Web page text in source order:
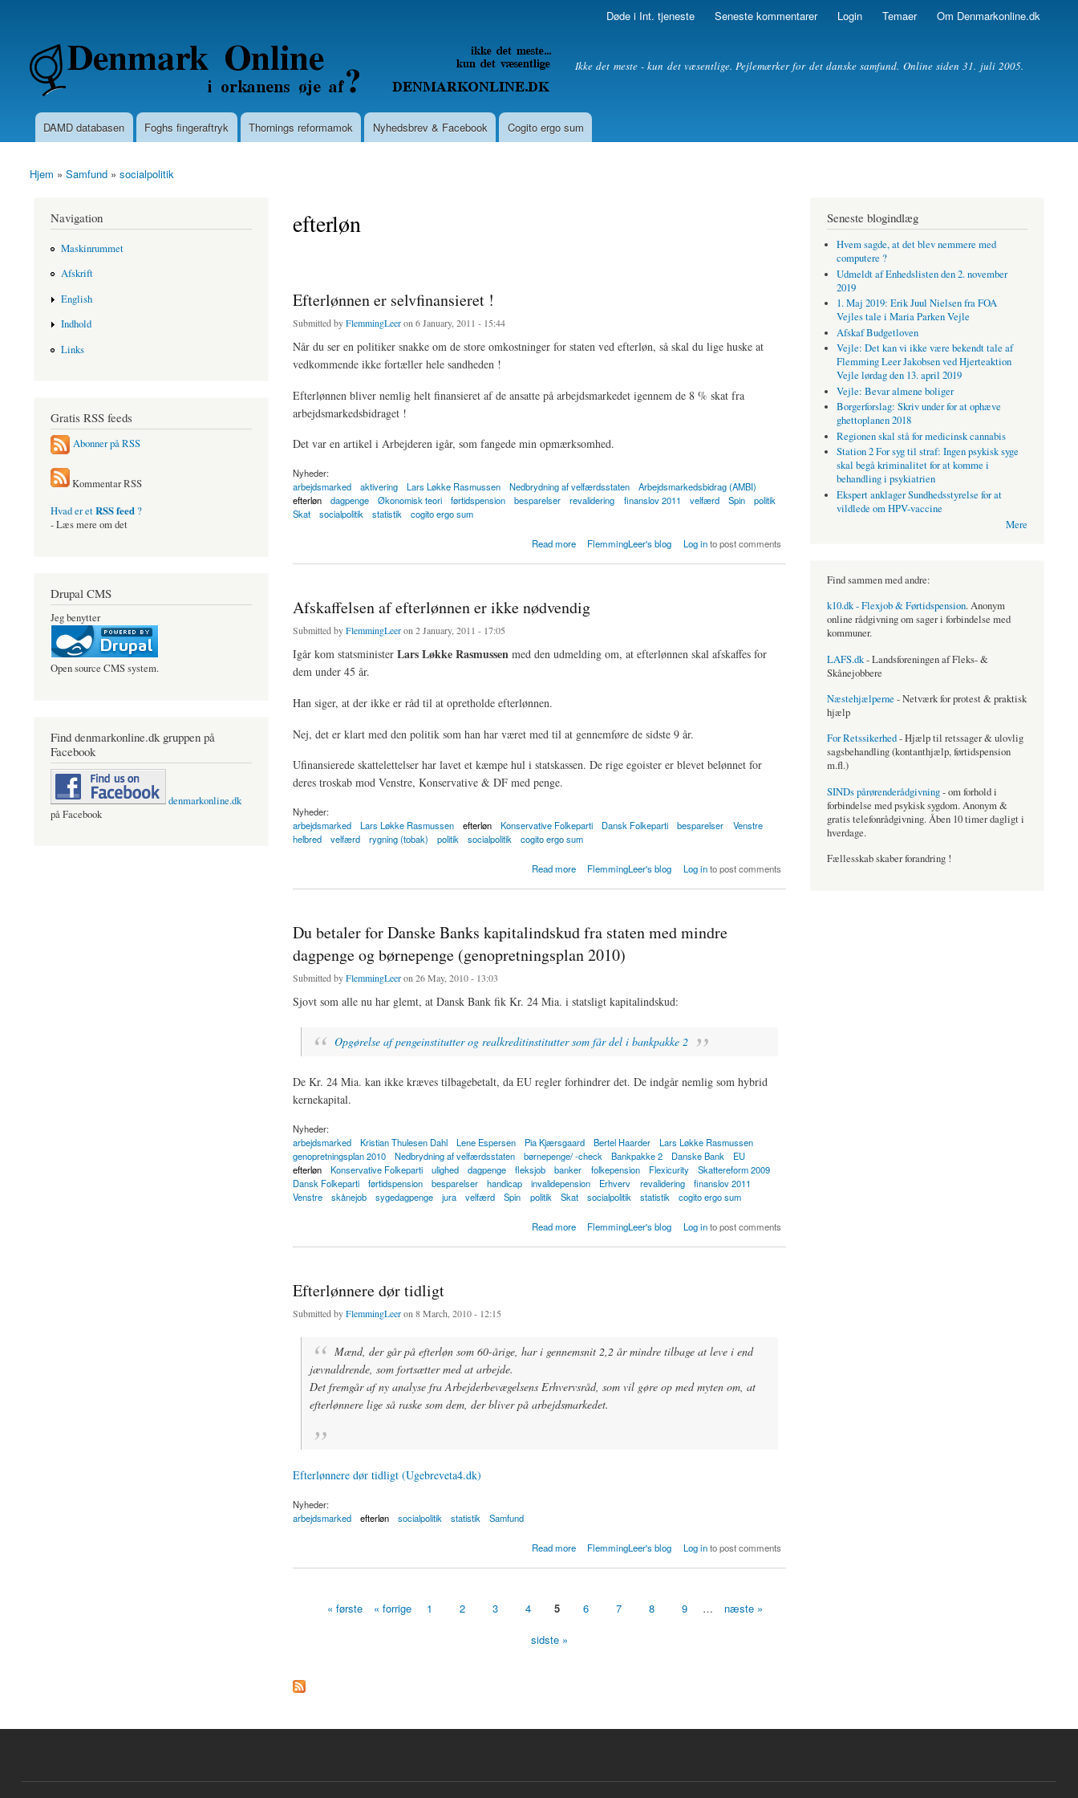
content
Døde i Int. tjeneste Seneste kommentarer Login Temaer Om Denmarkonline.dk
Denmarkonline.dk - blognyheder om politik Ikke det meste - kun det væsentlige. Pejlemærker for det danske samfund. Online siden 31. juli 2005.
Main menu
DAMD databasen Foghs fingeraftryk Thornings reformamok Nyhedsbrev & Facebook Cogito ergo sum
You are here
Hjem » Samfund » socialpolitik
efterløn
Efterlønnen er selvfinansieret !
Submitted byFlemmingLeeron 6 January, 2011 - 15:44
Når du ser en politiker snakke om de store omkostninger for staten ved efterløn, så skal du lige huske at
vedkommende ikke fortæller hele sandheden !
Efterlønnen bliver nemlig helt finansieret af de ansatte på arbejdsmarkedet igennem de 8 % skat fra
arbejdsmarkedsbidraget !
Det var en artikel i Arbejderen igår, som fangede min opmærksomhed.
Nyheder:
arbejdsmarked
aktivering Lars Løkke Rasmussen Nedbrydning af velfærdsstaten
Arbejdsmarkedsbidrag (AMBI)
efterløn
dagpenge Økonomisk teori førtidspension besparelser revalidering finanslov 2011 velfærd Spin
politik
Skat
socialpolitik statistik cogito ergo sum
Read more FlemmingLeer's blog Log into post comments
Afskaffelsen af efterlønnen er ikke nødvendig
Submitted byFlemmingLeeron 2 January, 2011 - 17:05
Igår kom statsminister Lars Løkke Rasmussenmed den udmelding om, at efterlønnen skal afskaffes for
dem under 45 år.
Han siger, at der ikke er råd til at opretholde efterlønnen.
Nej, det er klart med den politik som han har været med til at gennemføre de sidste 9 år.
Ufinansierede skattelettelser har lavet et kæmpe hul i statskassen. De rige egoister er blevet belønnet for
deres troskab mod Venstre, Konservative & DF med penge.
Nyheder:
arbejdsmarked
Lars Løkke Rasmussen efterløn Konservative Folkeparti Dansk Folkeparti besparelser
Venstre
helbred
velfærd rygning (tobak) politik socialpolitik cogito ergo sum
Read more FlemmingLeer's blog Log into post comments
Du betaler for Danske Banks kapitalindskud fra staten med mindre
dagpenge og børnepenge (genopretningsplan 2010)
Submitted byFlemmingLeeron 26 May, 2010 - 13:03
Sjovt som alle nu har glemt, at Dansk Bank fik Kr. 24 Mia. i statsligt kapitalindskud:
Opgørelse af pengeinstitutter og realkreditinstitutter som får del i bankpakke 2
De Kr. 24 Mia. kan ikke kræves tilbagebetalt, da EU regler forhindrer det. De indgår nemlig som hybrid
kernekapital.
Nyheder:
arbejdsmarked
Kristian Thulesen Dahl Lene Espersen Pia Kjærsgaard Bertel Haarder
Lars Løkke Rasmussen
genopretningsplan 2010
Nedbrydning af velfærdsstaten børnepenge/ -check Bankpakke 2 Danske Bank
EU
efterløn
Konservative Folkeparti ulighed dagpenge fleksjob banker folkepension Flexicurity
Skattereform 2009
Dansk Folkeparti
førtidspension besparelser handicap invalidepension Erhverv revalidering
finanslov 2011
Venstre
skånejob sygedagpenge jura velfærd Spin politik Skat socialpolitik statistik cogito ergo sum
Read more
about Du betaler for Danske Banks kapitalindskud fra staten med mindre dagpenge og børnepenge (genopretningsplan 2010)
FlemmingLeer's blog Log into post comments
Efterlønnere dør tidligt
Submitted byFlemmingLeeron 8 March, 2010 - 12:15
Mænd, der går på efterløn som 60-årige, har i gennemsnit 2,2 år mindre tilbage at leve i end
jævnaldrende, som fortsætter med at arbejde.
Det fremgår af ny analyse fra Arbejderbevægelsens Erhvervsråd, som vil gøre op med myten om, at
efterlønnere lige så raske som dem, der bliver på arbejdsmarkedet.
Efterlønnere dør tidligt (Ugebreveta4.dk)
Nyheder:
arbejdsmarked
efterløn socialpolitik statistik Samfund
Read more FlemmingLeer's blog Log into post comments
« første « forrige 1 2 3 4 5 6 7 8 9 … næste »
sidste »
Navigation
Maskinrummet
Afskrift
English
Indhold
Links
Gratis RSS feeds
Abonner på RSS
Kommentar RSS
Hvad er etRSS feed ?
- Læs mere om det
Drupal CMS
Jeg benytter
Open source CMS system.
Find denmarkonline.dk gruppen på
Facebook
denmarkonline.dk
på Facebook
Seneste blogindlæg
Hvem sagde, at det blev nemmere med
computere ?
Udmeldt af Enhedslisten den 2. november
2019
1. Maj 2019: Erik Juul Nielsen fra FOA
Vejles tale i Maria Parken Vejle
Afskaf Budgetloven
Vejle: Det kan vi ikke være bekendt tale af
Flemming Leer Jakobsen ved Hjerteaktion
Vejle lørdag den 13. april 2019
Vejle: Bevar almene boliger
Borgerforslag: Skriv under for at ophæve
ghettoplanen 2018
Regionen skal stå for medicinsk cannabis
Station 2 For syg til straf: Ingen psykisk syge
skal begå kriminalitet for at komme i
behandling i psykiatrien
Ekspert anklager Sundhedsstyrelse for at
vildlede om HPV-vaccine
Mere
Find sammen med andre:
k10.dk - Flexjob & Førtidspension. Anonym
online rådgivning om sager i forbindelse med
kommuner.
LAFS.dk- Landsforeningen af Fleks- &
Skånejobbere
Næstehjælperne - Netværk for protest & praktisk
hjælp
For Retssikerhed- Hjælp til retssager & ulovlig
sagsbehandling (kontanthjælp, førtidspension
m.fl.)
SINDs pårørenderådgivning- om forhold i
forbindelse med psykisk sygdom. Anonym &
gratis telefonrådgivning. Åben 10 timer dagligt i
hverdage.
Fællesskab skaber forandring !